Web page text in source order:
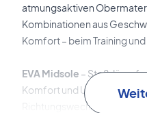
atmungsaktiven
Kombinationen aus
Komfort – beim Training und
EVA Midsole –
Komfort und Unterstützung
Richtungswechseln.